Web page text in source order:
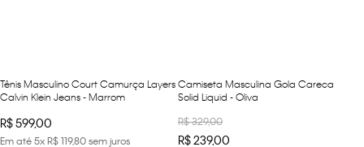
Tênis Masculino Court Camurça Layers
Calvin Klein Jeans - Marrom
R$599,00
Em até5xR$119,80sem juros
Camiseta Masculina Gola Careca
Solid Liquid - Oliva
R$329,00
R$239,00